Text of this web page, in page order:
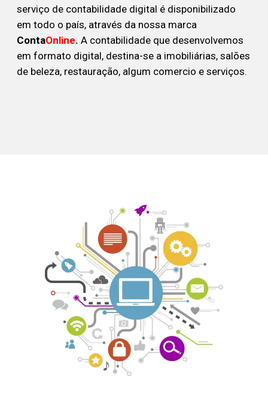
serviço de contabilidade digital é disponibilizado
em todo o país, através da nossa marca
ContaOnline. A contabilidade que desenvolvemos
em formato digital, destina-se a imobiliárias, salões
de beleza, restauração, algum comercio e serviços.